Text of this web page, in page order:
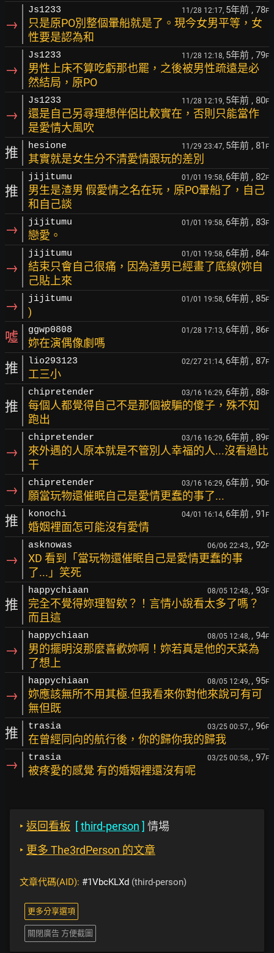
→
Js1233 11/28 12:17, 5年前 , 78F
只是原PO別整個暈船就是了。現今女男平等，女
性要是認為和
→
Js1233 11/28 12:18, 5年前 , 79F
男性上床不算吃虧那也罷，之後被男性疏遠是必
然結局，原PO
→
Js1233 11/28 12:19, 5年前 , 80F
還是自己另尋理想伴侶比較實在，否則只能當作
是愛情大風吹
推 hesione 11/29 23:47, 5年前 , 81 F
其實就是女生分不清愛情跟玩的差別
推
jijitumu 01/01 19:58, 6年前 , 82F
男生是渣男 假愛情之名在玩，原PO暈船了，自己
和自己談
→ jijitumu 01/01 19:58, 6年前 , 83F
戀愛。
→
jijitumu 01/01 19:58, 6年前 , 84F
結束只會自己很痛，因為渣男已經畫了底線(妳自
己貼上來
→ jijitumu 01/01 19:58, 6年前 , 85F
)
噓 ggwp0808 01/28 17:13, 6年前 , 86F
妳在演偶像劇嗎
推 lio293123 02/27 21:14, 6年前 , 87F
工三小
推
chipretender 03/16 16:29, 6年前 , 88F
每個人都覺得自己不是那個被騙的傻子，殊不知
跑出
→
chipretender 03/16 16:29, 6年前 , 89F
來外遇的人原本就是不管別人幸福的人...沒看過比
干
→ chipretender 03/16 16:29, 6年前 , 90F
願當玩物還催眠自己是愛情更蠢的事了...
推 konochi 04/01 16:14, 6年前 , 91 F
婚姻裡面怎可能沒有愛情
→
asknowas 06/06 22:43, , 92F
XD 看到「當玩物還催眠自己是愛情更蠢的事
了...」笑死
推
happychiaan 08/05 12:48, , 93F
完全不覺得妳理智欸？！言情小說看太多了嗎？
而且這
→
happychiaan 08/05 12:48, , 94F
男的擺明沒那麼喜歡妳啊！妳若真是他的天菜為
了想上
→
happychiaan 08/05 12:49, , 95F
妳應該無所不用其極.但我看來你對他來說可有可
無但既
推 trasia 03/25 00:57, , 96F
在曾經同向的航行後，你的歸你我的歸我
→ trasia 03/25 00:58, , 97F
被疼愛的感覺 有的婚姻裡還沒有呢
‣ 返回看板 [third-person ] 情場
‣ 更多 The3rdPerson 的文章
文章代碼(AID): #1VbcKLXd (third-person)
更多分享選項
關閉廣告 方便截圖